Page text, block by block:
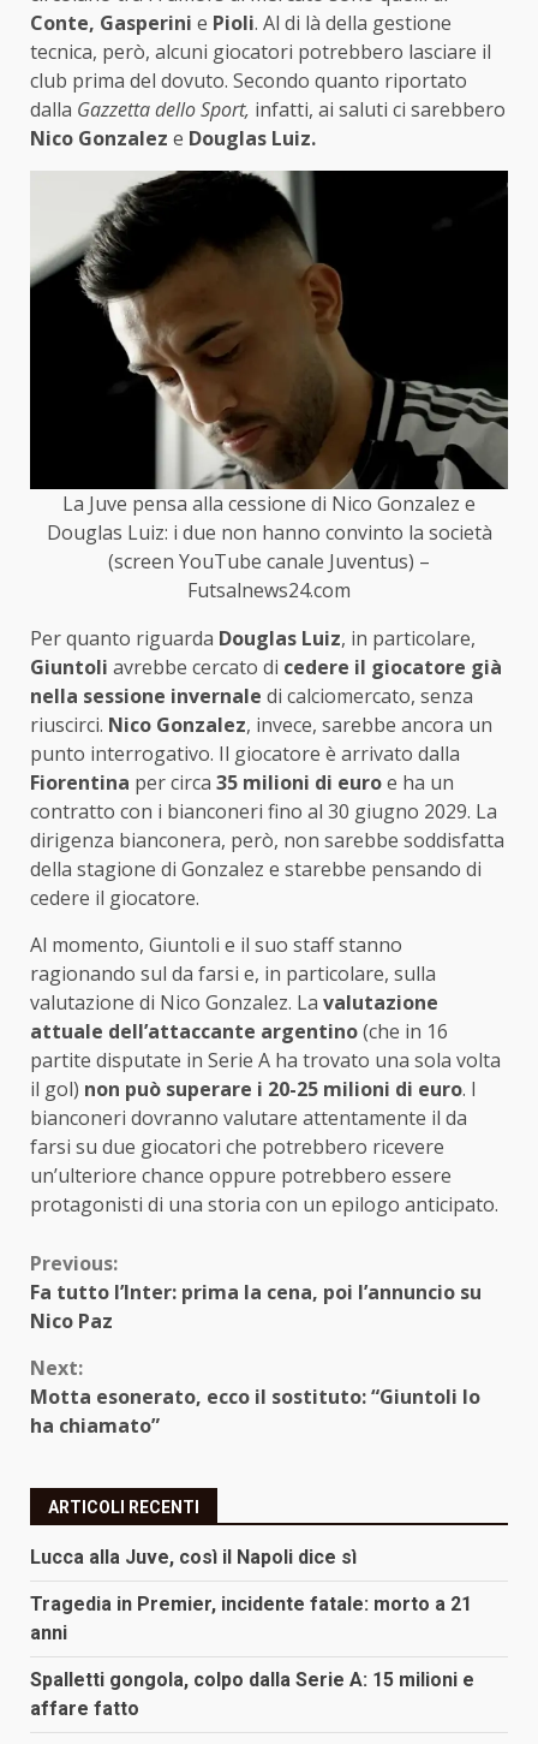
Conte, Gasperini e Pioli. Al di là della gestione
tecnica, però, alcuni giocatori potrebbero lasciare il
club prima del dovuto. Secondo quanto riportato
dalla Gazzetta dello Sport, infatti, ai saluti ci sarebbero
Nico Gonzalez e Douglas Luiz.
La Juve pensa alla cessione di Nico Gonzalez e
Douglas Luiz: i due non hanno convinto la società
(screen YouTube canale Juventus) –
Futsalnews24.com
Per quanto riguarda Douglas Luiz, in particolare,
Giuntoli avrebbe cercato di cedere il giocatore già
nella sessione invernale di calciomercato, senza
riuscirci. Nico Gonzalez, invece, sarebbe ancora un
punto interrogativo. Il giocatore è arrivato dalla
Fiorentina per circa 35 milioni di euroe ha un
contratto con i bianconeri fino al 30 giugno 2029. La
dirigenza bianconera, però, non sarebbe soddisfatta
della stagione di Gonzalez e starebbe pensando di
cedere il giocatore.
Al momento, Giuntoli e il suo staff stanno
ragionando sul da farsi e, in particolare, sulla
valutazione di Nico Gonzalez. La valutazione
attuale dell’attaccante argentino(che in 16
partite disputate in Serie A ha trovato una sola volta
il gol) non può superare i 20-25 milioni di euro. I
bianconeri dovranno valutare attentamente il da
farsi su due giocatori che potrebbero ricevere
un’ulteriore chance oppure potrebbero essere
protagonisti di una storia con un epilogo anticipato.
Continue
Reading
Previous:
Fa tutto l’Inter: prima la cena, poi l’annuncio su
Nico Paz
Next:
Motta esonerato, ecco il sostituto: “Giuntoli lo
ha chiamato”
ARTICOLI RECENTI
Lucca alla Juve, così il Napoli dice sì
Tragedia in Premier, incidente fatale: morto a 21
anni
Spalletti gongola, colpo dalla Serie A: 15 milioni e
affare fatto